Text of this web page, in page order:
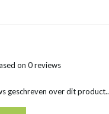
on 0 reviews
geschreven over dit product..